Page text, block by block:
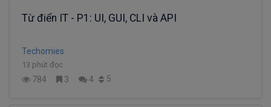
Từ điển IT - P1: UI, GUI, CLI và API
Techomies
13 phút đọc
784 3 4 5